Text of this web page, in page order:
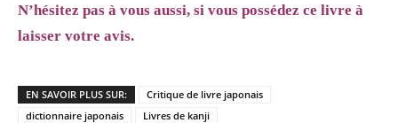
N’hésitez pas à vous aussi, si vous possédez ce livre à
laisser votre avis.
EN SAVOIR PLUS SUR:
Critique de livre japonais
dictionnaire japonais
Livres de kanji